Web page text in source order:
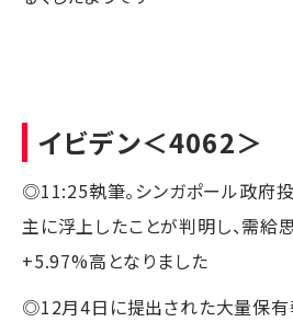
イビデン＜4062＞
◎11:25執筆。シンガポール政府投
主に浮上したことが判明し、需給
+5.97%高となりました
◎12月4日に提出された大量保有